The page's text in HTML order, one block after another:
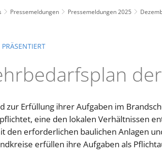
Pressemeldungen Pressemeldungen 2025
zur Erfüllung ihrer Aufgaben im
eine den lokalen Verhältnissen
den erforderlichen baulichen Anlagen
erfüllen ihre Aufgaben als